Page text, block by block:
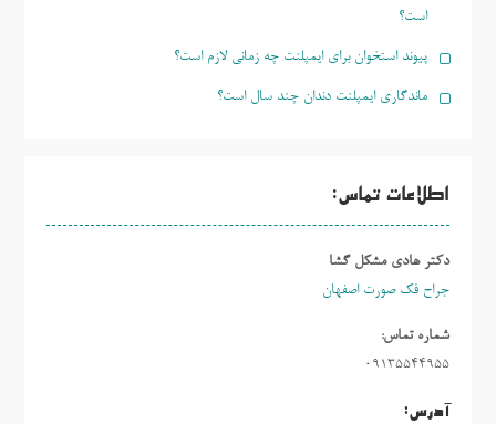
است؟
پیوند استخوان برای ایمپلنت چه زمانی لازم است؟
ماندگاری ایمپلنت دندان چند سال است؟
اطلاعات تماس:
دکتر هادی مشکل گشا
جراح فک صورت اصفهان
شماره تماس:
09135544955
آدرس: